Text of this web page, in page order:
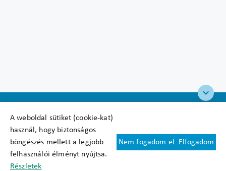
A weboldal sütiket (cookie-kat)
használ, hogy biztonságos
böngészés mellett a legjobb
felhasználói élményt nyújtsa.
Részletek
Nem fogadom el Elfogadom
Felhasználási feltételek